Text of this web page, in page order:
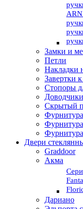
Замки и
Петли
Накладки
Завертки
Стопоры
Доводчики
Скрытый
Двери
Graddoor
Акма
Дариано